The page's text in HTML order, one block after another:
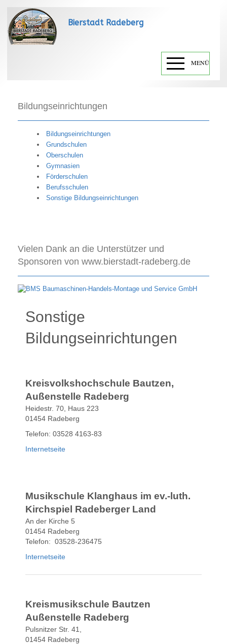
Bierstadt Radeberg
MENÜ
Bildungseinrichtungen
Bildungseinrichtungen
Grundschulen
Oberschulen
Gymnasien
Förderschulen
Berufsschulen
Sonstige Bildungseinrichtungen
Vielen Dank an die Unterstützer und
Sponsoren von www.bierstadt-radeberg.de
Sonstige
Bildungseinrichtungen
Kreisvolkshochschule Bautzen,
Außenstelle Radeberg
Heidestr. 70, Haus 223
01454 Radeberg
Telefon: 03528 4163-83
Internetseite
Musikschule Klanghaus im ev.-luth.
Kirchspiel Radeberger Land
An der Kirche 5
01454 Radeberg
Telefon: 03528-236475
Internetseite
Kreismusikschule Bautzen
Außenstelle Radeberg
Pulsnitzer Str. 41,
01454 Radeberg